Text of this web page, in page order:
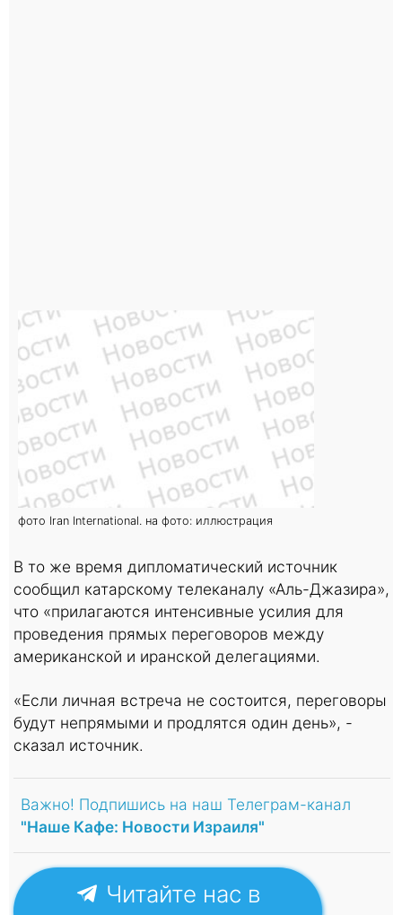
фото Iran International. на фото: иллюстрация
В то же время дипломатический источник
сообщил катарскому телеканалу «Аль-Джазира»,
что «прилагаются интенсивные усилия для
проведения прямых переговоров между
американской и иранской делегациями.
«Если личная встреча не состоится, переговоры
будут непрямыми и продлятся один день», -
сказал источник.
Важно! Подпишись на наш Телеграм-канал
"Наше Кафе: Новости Израиля"
Читайте нас в